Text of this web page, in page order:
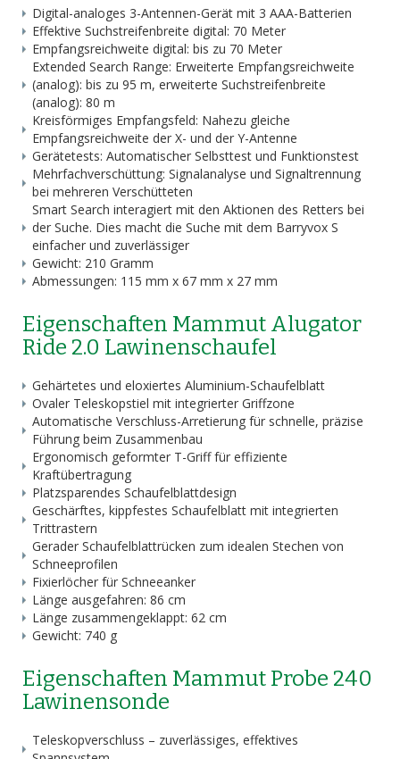
Digital-analoges 3-Antennen-Gerät mit 3 AAA-Batterien
Effektive Suchstreifenbreite digital: 70 Meter
Empfangsreichweite digital: bis zu 70 Meter
Extended Search Range: Erweiterte Empfangsreichweite
(analog): bis zu 95 m, erweiterte Suchstreifenbreite
(analog): 80 m
Kreisförmiges Empfangsfeld: Nahezu gleiche
Empfangsreichweite der X- und der Y-Antenne
Gerätetests: Automatischer Selbsttest und Funktionstest
Mehrfachverschüttung: Signalanalyse und Signaltrennung
bei mehreren Verschütteten
Smart Search interagiert mit den Aktionen des Retters bei
der Suche. Dies macht die Suche mit dem Barryvox S
einfacher und zuverlässiger
Gewicht: 210 Gramm
Abmessungen: 115 mm x 67 mm x 27 mm
Eigenschaften Mammut Alugator
Ride 2.0 Lawinenschaufel
Gehärtetes und eloxiertes Aluminium-Schaufelblatt
Ovaler Teleskopstiel mit integrierter Griffzone
Automatische Verschluss-Arretierung für schnelle, präzise
Führung beim Zusammenbau
Ergonomisch geformter T-Griff für effiziente
Kraftübertragung
Platzsparendes Schaufelblattdesign
Geschärftes, kippfestes Schaufelblatt mit integrierten
Trittrastern
Gerader Schaufelblattrücken zum idealen Stechen von
Schneeprofilen
Fixierlöcher für Schneeanker
Länge ausgefahren: 86 cm
Länge zusammengeklappt: 62 cm
Gewicht: 740 g
Eigenschaften Mammut Probe 240
Lawinensonde
Teleskopverschluss – zuverlässiges, effektives